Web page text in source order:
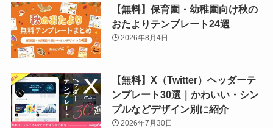
【無料】保育園・幼稚園向け秋の
おたよりテンプレート24選
2026年8月4日
【無料】X（Twitter）ヘッダーテ
ンプレート30選｜かわいい・シン
プルなどデザイン別に紹介
2026年7月30日